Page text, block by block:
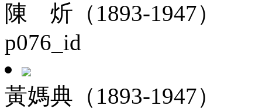
陳 炘（1893-1947）
p076_id
黃媽典（1893-1947）